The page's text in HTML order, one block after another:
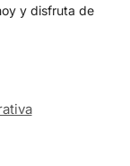
y disfruta de